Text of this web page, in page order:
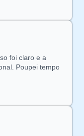
foi claro e a
Poupei tempo